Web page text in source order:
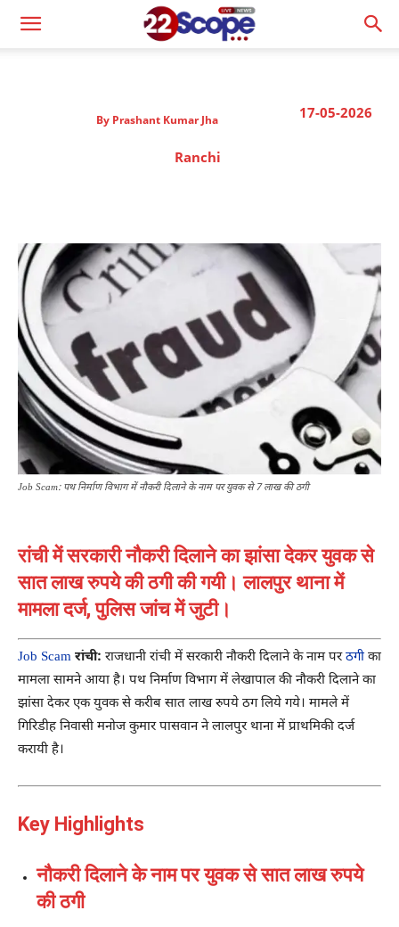
17-05-2026
By Prashant Kumar Jha
Ranchi
Job Scam: पथ निर्माण विभाग में नौकरी दिलाने के नाम पर युवक से 7 लाख की ठगी
रांची में सरकारी नौकरी दिलाने का झांसा देकर युवक से
सात लाख रुपये की ठगी की गयी। लालपुर थाना में
मामला दर्ज, पुलिस जांच में जुटी।
Job Scam रांची: राजधानी रांची में सरकारी नौकरी दिलाने के नाम परठगीका
मामला सामने आया है। पथ निर्माण विभाग में लेखापाल की नौकरी दिलाने का
झांसा देकर एक युवक से करीब सात लाख रुपये ठग लिये गये। मामले में
गिरिडीह निवासी मनोज कुमार पासवान ने लालपुर थाना में प्राथमिकी दर्ज
करायी है।
Key Highlights
नौकरी दिलाने के नाम पर युवक से सात लाख रुपये
की ठगी